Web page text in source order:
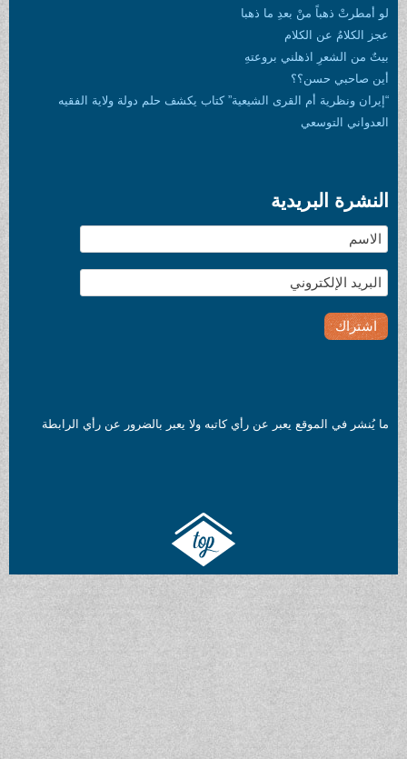
بعدِ ما ذهبا
بروعتهِ
الشيعية” كتاب يكشف حلم دولة ولاية الفقيه
يعبر عن رأي كاتبه ولا يعبر بالضرور عن رأي الرابطة